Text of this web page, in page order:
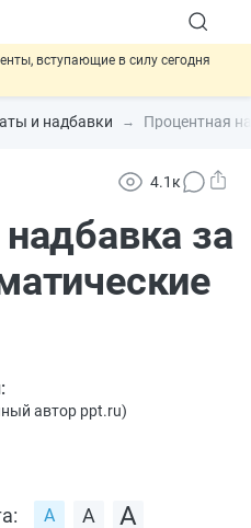
вступающие в силу сегодня
НПО и долгосрочных
распространили на электронные
об упрощении госзакупок по 44-ФЗ
и надбавки Процентная
4.1к
за
автор ppt.ru)